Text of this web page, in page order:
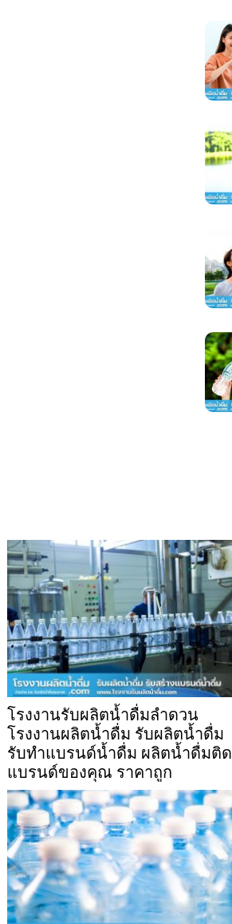
โรงงานรับผลิตน้ำดื่มลำดวน
โรงงานผลิตน้ำดื่ม รับผลิตน้ำดื่ม
รับทำแบรนด์น้ำดื่ม ผลิตน้ำดื่มติด
แบรนด์ของคุณ ราคาถูก